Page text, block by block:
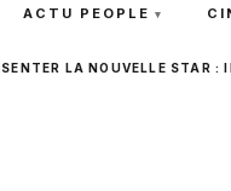
ACTU PEOPLE
LA NOUVELLE STAR :